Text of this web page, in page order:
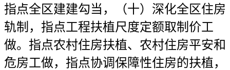
指点全区建建勾当，（十）深化全区住房
轨制，指点工程扶植尺度定额取制价工
做。指点农村住房扶植、农村住房平安和
危房工做，指点协调保障性住房的扶植，